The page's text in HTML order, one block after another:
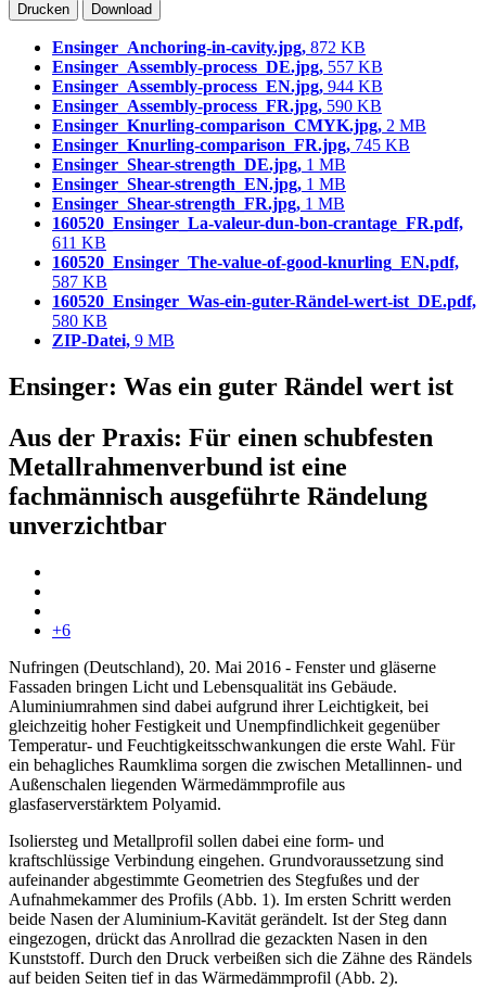
Drucken Download
Ensinger_Anchoring-in-cavity.jpg, 872 KB
Ensinger_Assembly-process_DE.jpg, 557 KB
Ensinger_Assembly-process_EN.jpg, 944 KB
Ensinger_Assembly-process_FR.jpg, 590 KB
Ensinger_Knurling-comparison_CMYK.jpg, 2 MB
Ensinger_Knurling-comparison_FR.jpg, 745 KB
Ensinger_Shear-strength_DE.jpg, 1 MB
Ensinger_Shear-strength_EN.jpg, 1 MB
Ensinger_Shear-strength_FR.jpg, 1 MB
160520_Ensinger_La-valeur-dun-bon-crantage_FR.pdf,
611 KB
160520_Ensinger_The-value-of-good-knurling_EN.pdf,
587 KB
160520_Ensinger_Was-ein-guter-Rändel-wert-ist_DE.pdf,
580 KB
ZIP-Datei, 9 MB
Ensinger: Was ein guter Rändel wert ist
Aus der Praxis: Für einen schubfesten
Metallrahmenverbund ist eine
fachmännisch ausgeführte Rändelung
unverzichtbar
+6
Nufringen (Deutschland), 20. Mai 2016 - Fenster und gläserne
Fassaden bringen Licht und Lebensqualität ins Gebäude.
Aluminiumrahmen sind dabei aufgrund ihrer Leichtigkeit, bei
gleichzeitig hoher Festigkeit und Unempfindlichkeit gegenüber
Temperatur- und Feuchtigkeitsschwankungen die erste Wahl. Für
ein behagliches Raumklima sorgen die zwischen Metallinnen- und
Außenschalen liegenden Wärmedämmprofile aus
glasfaserverstärktem Polyamid.
Isoliersteg und Metallprofil sollen dabei eine form- und
kraftschlüssige Verbindung eingehen. Grundvoraussetzung sind
aufeinander abgestimmte Geometrien des Stegfußes und der
Aufnahmekammer des Profils (Abb. 1). Im ersten Schritt werden
beide Nasen der Aluminium-Kavität gerändelt. Ist der Steg dann
eingezogen, drückt das Anrollrad die gezackten Nasen in den
Kunststoff. Durch den Druck verbeißen sich die Zähne des Rändels
auf beiden Seiten tief in das Wärmedämmprofil (Abb. 2).